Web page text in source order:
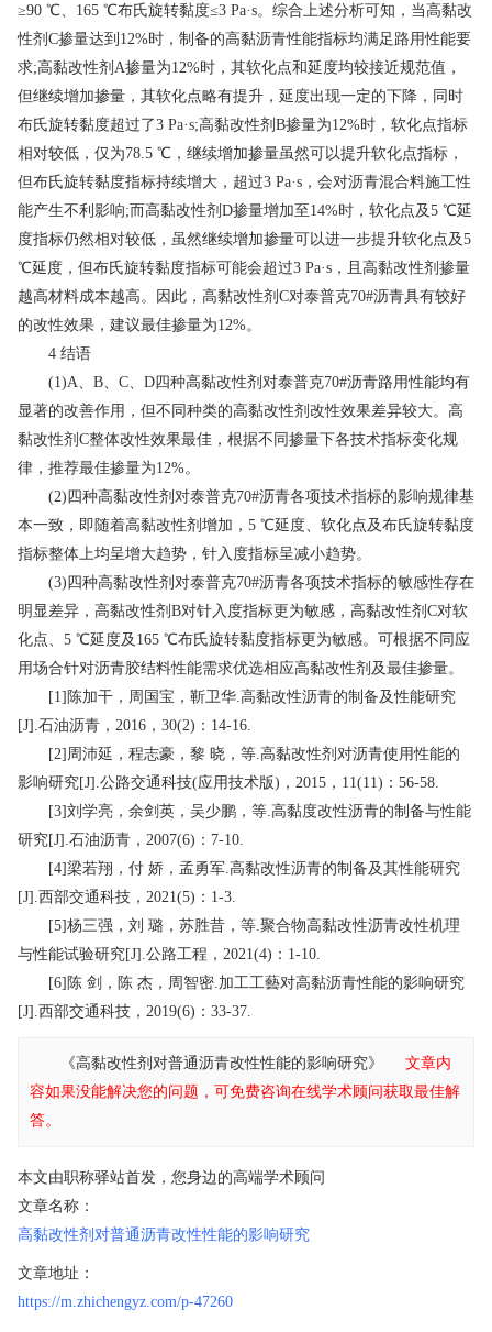
≥90 ℃、165 ℃布氏旋转黏度≤3 Pa·s。综合上述分析可知，当高黏改
性剂C掺量达到12%时，制备的高黏沥青性能指标均满足路用性能要
求;高黏改性剂A掺量为12%时，其软化点和延度均较接近规范值，
但继续增加掺量，其软化点略有提升，延度出现一定的下降，同时
布氏旋转黏度超过了3 Pa·s;高黏改性剂B掺量为12%时，软化点指标
相对较低，仅为78.5 ℃，继续增加掺量虽然可以提升软化点指标，
但布氏旋转黏度指标持续增大，超过3 Pa·s，会对沥青混合料施工性
能产生不利影响;而高黏改性剂D掺量增加至14%时，软化点及5 ℃延
度指标仍然相对较低，虽然继续增加掺量可以进一步提升软化点及5
℃延度，但布氏旋转黏度指标可能会超过3 Pa·s，且高黏改性剂掺量
越高材料成本越高。因此，高黏改性剂C对泰普克70#沥青具有较好
的改性效果，建议最佳掺量为12%。
4 结语
(1)A、B、C、D四种高黏改性剂对泰普克70#沥青路用性能均有
显著的改善作用，但不同种类的高黏改性剂改性效果差异较大。高
黏改性剂C整体改性效果最佳，根据不同掺量下各技术指标变化规
律，推荐最佳掺量为12%。
(2)四种高黏改性剂对泰普克70#沥青各项技术指标的影响规律基
本一致，即随着高黏改性剂增加，5 ℃延度、软化点及布氏旋转黏度
指标整体上均呈增大趋势，针入度指标呈减小趋势。
(3)四种高黏改性剂对泰普克70#沥青各项技术指标的敏感性存在
明显差异，高黏改性剂B对针入度指标更为敏感，高黏改性剂C对软
化点、5 ℃延度及165 ℃布氏旋转黏度指标更为敏感。可根据不同应
用场合针对沥青胶结料性能需求优选相应高黏改性剂及最佳掺量。
[1]陈加干，周国宝，靳卫华.高黏改性沥青的制备及性能研究
[J].石油沥青，2016，30(2)：14-16.
[2]周沛延，程志豪，黎 晓，等.高黏改性剂对沥青使用性能的
影响研究[J].公路交通科技(应用技术版)，2015，11(11)：56-58.
[3]刘学亮，余剑英，吴少鹏，等.高黏度改性沥青的制备与性能
研究[J].石油沥青，2007(6)：7-10.
[4]梁若翔，付 娇，孟勇军.高黏改性沥青的制备及其性能研究
[J].西部交通科技，2021(5)：1-3.
[5]杨三强，刘 璐，苏胜昔，等.聚合物高黏改性沥青改性机理
与性能试验研究[J].公路工程，2021(4)：1-10.
[6]陈 剑，陈 杰，周智密.加工工藝对高黏沥青性能的影响研究
[J].西部交通科技，2019(6)：33-37.
《高黏改性剂对普通沥青改性性能的影响研究》
文章内
容如果没能解决您的问题，可免费咨询在线学术顾问获取最佳解
答。
本文由职称驿站首发，您身边的高端学术顾问
文章名称：
高黏改性剂对普通沥青改性性能的影响研究
文章地址：
https://m.zhichengyz.com/p-47260